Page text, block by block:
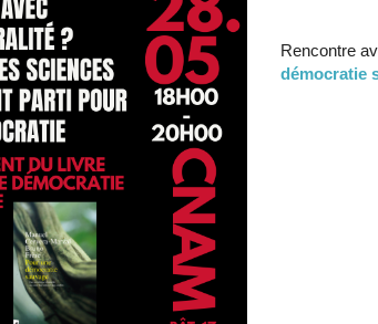
Rencontre
démocratie